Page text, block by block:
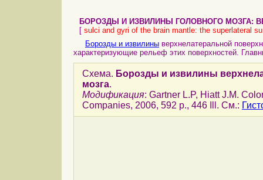
БОРОЗДЫ И ИЗВИЛИНЫ ГОЛОВНОГО МОЗГА:
[ sulci and gyri of the brain mantle: the superlateral
Борозды и извилины верхнелатеральной
характеризующие рельеф этих поверхностей.
Схема. Борозды и извилины
мозга.
Модификация: Gartner L.P, Hiatt J.M.
Companies, 2006, 592 p., 446 Ill. См.: